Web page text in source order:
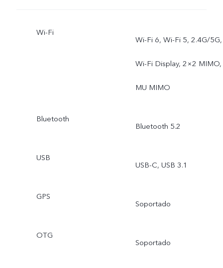
Wi-Fi
Wi-Fi 6, Wi-Fi 5, 2.4G/5G,
Wi-Fi Display, 2×2 MIMO,
MU MIMO
Bluetooth
Bluetooth 5.2
USB
USB-C, USB 3.1
GPS
Soportado
OTG
Soportado